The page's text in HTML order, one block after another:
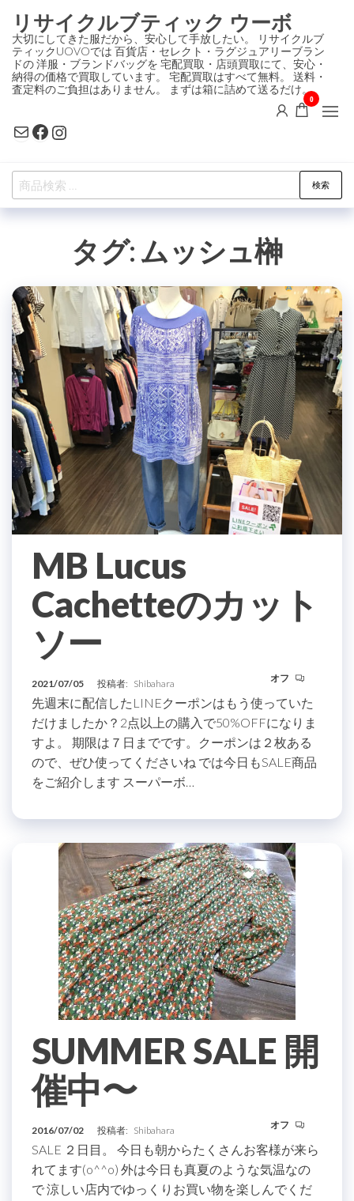
ン
テ
ン
ツ
プ
リサイクルブティック ウーボ
大切にしてきた服だから、安心して手放したい。 リサイクルブ
ティックUOVOでは 百貨店・セレクト・ラグジュアリーブラン
ドの 洋服・ブランドバッグを 宅配買取・店頭買取にて、安心・
納得の価格で買取しています。 宅配買取はすべて無料。 送料・
査定料のご負担はありません。 まずは箱に詰めて送るだけ。
MailFacebook
Instagram
0
検
索
検索
タグ: ムッシュ榊
MB Lucus
Cachetteのカット
ソー
2021/07/05 投稿者: Shibahara オフ
先週末に配信したLINEクーポンはもう使っていた
だけましたか？2点以上の購入で50%OFFになりま
すよ。 期限は７日までです。クーポンは２枚ある
ので、ぜひ使ってくださいね では今日もSALE商品
をご紹介します スーパーボ…
SUMMER SALE 開
催中〜
2016/07/02 投稿者: Shibahara オフ
SALE ２日目。 今日も朝からたくさんお客様が来ら
れてます(o^^o) 外は今日も真夏のような気温なの
で 涼しい店内でゆっくりお買い物を楽しんでくだ